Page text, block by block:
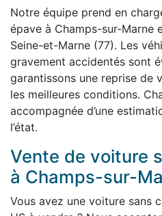
Notre équipe prend en
épave à Champs-sur-Marne
Seine-et-Marne (77). Les
gravement accidentés sont
garantissons une reprise de
les meilleures conditions.
accompagnée d’une
l’état.
Vente de voiture
à Champs-sur-
Vous avez une voiture sans